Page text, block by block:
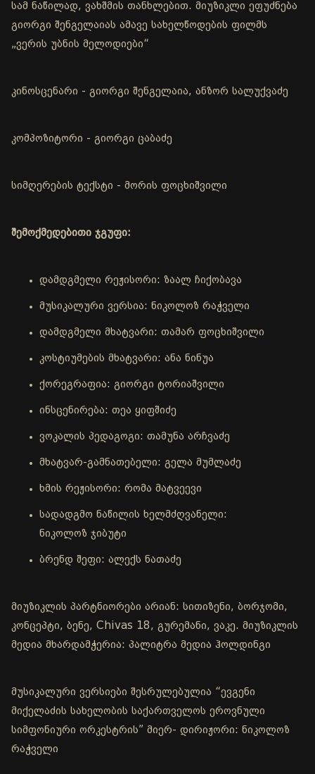
სამ ნაწილად, ვახშმის თანხლებით. მიუზიკლი ეფუძნება
გიორგი შენგელაიას ამავე სახელწოდების ფილმს
„ვერის უბნის მელოდიები“
კინოსცენარი - გიორგი შენგელაია, ანზორ სალუქვაძე
კომპოზიტორი - გიორგი ცაბაძე
სიმღერების ტექსტი - მორის ფოცხიშვილი
შემოქმედებითი ჯგუფი:
დამდგმელი რეჟისორი: ზაალ ჩიქობავა
მუსიკალური ვერსია: ნიკოლოზ რაჭველი
დამდგმელი მხატვარი: თამარ ფოცხიშვილი
კოსტიუმების მხატვარი: ანა ნინუა
ქორეგრაფია: გიორგი ტორიაშვილი
ინსცენირება: თეა ყიფშიძე
ვოკალის პედაგოგი: თამუნა არჩვაძე
მხატვარ-გამნათებელი: გელა მუმლაძე
ხმის რეჟისორი: რომა მატვეევი
სადადგმო ნაწილის ხელმძღვანელი:
ნიკოლოზ ჯიბუტი
ბრენდ შეფი: ალექს ნათაძე
მიუზიკლის პარტნიორები არიან: სითიზენი, ბორჯომი,
კონცეპტი, ბენე, Chivas 18, გურემანი, ვაკე. მიუზიკლის
მედია მხარდამჭერია: პალიტრა მედია ჰოლდინგი
მუსიკალური ვერსიები შესრულებულია “ევგენი
მიქელაძის სახელობის საქართველოს ეროვნული
სიმფონიური ორკესტრის” მიერ- დირიჟორი: ნიკოლოზ
რაჭველი